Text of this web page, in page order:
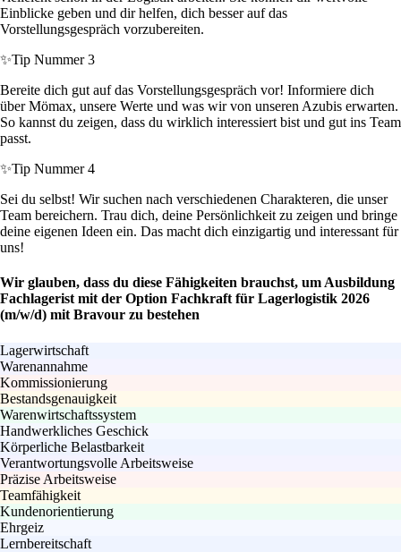
Einblicke geben und dir helfen, dich besser auf das
Vorstellungsgespräch vorzubereiten.
✨Tip Nummer 3
Bereite dich gut auf das Vorstellungsgespräch vor! Informiere dich
über Mömax, unsere Werte und was wir von unseren Azubis erwarten.
So kannst du zeigen, dass du wirklich interessiert bist und gut ins Team
passt.
✨Tip Nummer 4
Sei du selbst! Wir suchen nach verschiedenen Charakteren, die unser
Team bereichern. Trau dich, deine Persönlichkeit zu zeigen und bringe
deine eigenen Ideen ein. Das macht dich einzigartig und interessant für
uns!
Wir glauben, dass du diese Fähigkeiten brauchst, um Ausbildung
Fachlagerist mit der Option Fachkraft für Lagerlogistik 2026
(m/w/d) mit Bravour zu bestehen
Lagerwirtschaft
Warenannahme
Kommissionierung
Bestandsgenauigkeit
Warenwirtschaftssystem
Handwerkliches Geschick
Körperliche Belastbarkeit
Verantwortungsvolle Arbeitsweise
Präzise Arbeitsweise
Teamfähigkeit
Kundenorientierung
Ehrgeiz
Lernbereitschaft